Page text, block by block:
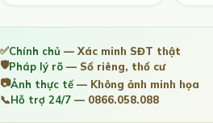
✅Chính chủ — Xác minh SĐT thật
🛡️Pháp lý rõ — Sổ riêng, thổ cư
📷Ảnh thực tế— Không ảnh minh họa
📞Hỗ trợ 24/7 — 0866.058.088